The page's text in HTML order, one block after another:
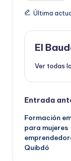
Última
El
Ver todas
de
Entrada
Formación
para mujeres
Quibdó